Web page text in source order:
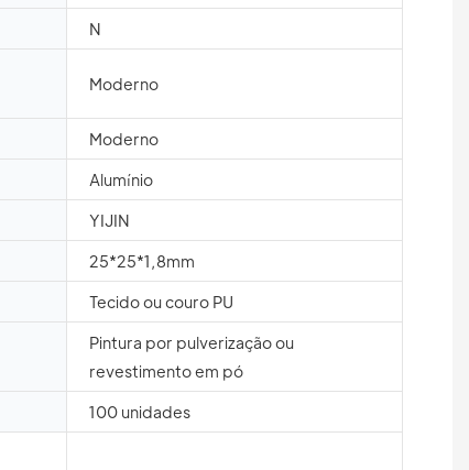
N
Moderno
Moderno
Alumínio
YIJIN
25*25*1,8mm
Tecido ou couro PU
Pintura por pulverização ou
revestimento em pó
100 unidades